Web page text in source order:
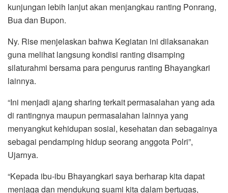
kunjungan lebih lanjut akan menjangkau ranting Ponrang,
Bua dan Bupon.
Ny. Rise menjelaskan bahwa Kegiatan ini dilaksanakan
guna melihat langsung kondisi ranting disamping
silaturahmi bersama para pengurus ranting Bhayangkari
lainnya.
“Ini menjadi ajang sharing terkait permasalahan yang ada
di rantingnya maupun permasalahan lainnya yang
menyangkut kehidupan sosial, kesehatan dan sebagainya
sebagai pendamping hidup seorang anggota Polri”,
Ujarnya.
“Kepada ibu-ibu Bhayangkari saya berharap kita dapat
menjaga dan mendukung suami kita dalam bertugas,